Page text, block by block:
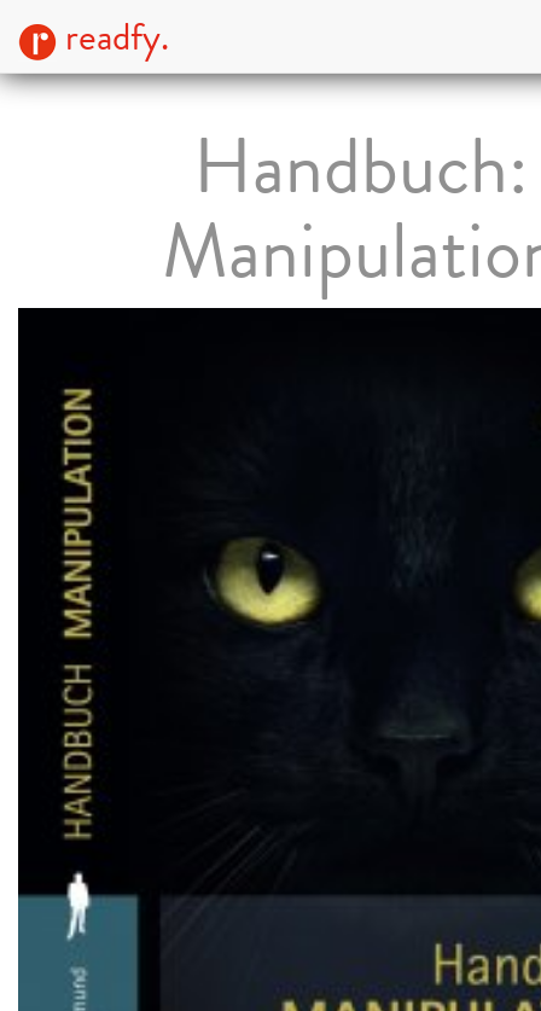
readfy.
Handbuch: